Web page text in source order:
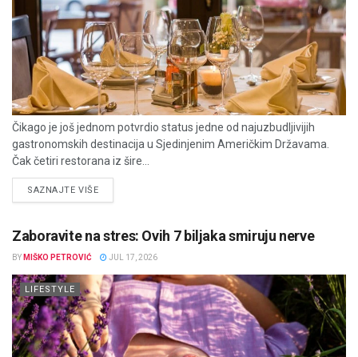
Čikago je još jednom potvrdio status jedne od najuzbudljivijih
gastronomskih destinacija u Sjedinjenim Američkim Državama.
Čak četiri restorana iz šire...
SAZNAJTE VIŠEDETAILS
Zaboravite na stres: Ovih 7 biljaka smiruju nerve
BY MIŠKO PETROVIĆ JUL 17, 2026
LIFESTYLE